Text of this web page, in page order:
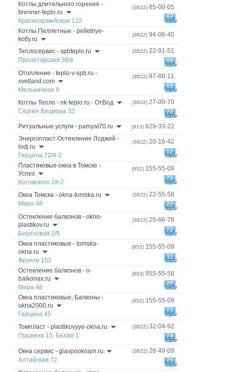
Котлы длительного горения -
brenner-teplo.ru
Красноармейская 122
(3822) 65-00-05
67
Котлы Пеллетные - pelletnye-
kotly.ru
(3822) 94-06-40
Теплосервис - spbteplo.ru
Пролетарская 38/в
(3822) 22-91-51
68
Отопление - teplo-v-spb.ru -
svetland.com
Мельничная 8
(3822) 97-88-11
69
Котлы Тепло - nk-teplo.ru - ОтВод
Сергея Вицмана 32
(3822) 27-00-70
70
Ритуальные услуги - pamyat70.ru (913) 829-33-22
Энергопласт Остекление Лоджий -
lodj.ru
Герцена 72/4-2
(3822) 20-16-42
12
Пластиковые окна в Томске -
Успех
Котовского 19-2
(952) 155-55-09
71
Окна Томска - okna-tomska.ru
Мира 48
(3822) 22-55-58
20
Остекление балконов - okno-
plastikov.ru
Березовая 2/5
(3822) 25-66-78
72
Окна пластиковые - tomska-
okna.ru
Фрунзе 152
(952) 155-55-09
11
Остекление балконов - o-
balkonax.ru
Мира 48
(903) 955-55-58
20
Окна пластиковые, Балконы -
okna2000.ru
Герцена 45
(952) 155-55-09
73
Томпласт - plastikovyye-okna.ru
Пушкина 15, Белая 1
(3822) 32-04-92
74
Окна сервис - glavpooknam.ru
Алтайская 72
(3822) 26-49-09
75